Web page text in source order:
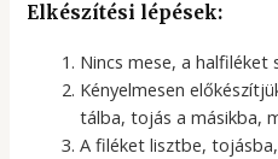
Elkészítési lépések:
Nincs mese, a halfiléket
Kényelmesen
tálba, tojás a másikba,
A filéket lisztbe,